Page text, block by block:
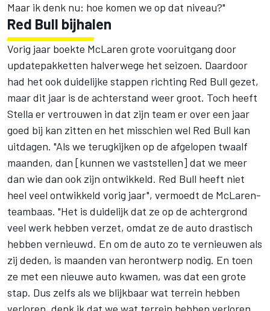
Maar ik denk nu: hoe komen we op dat niveau?"
Red Bull bijhalen
Vorig jaar boekte McLaren grote vooruitgang door
updatepakketten halverwege het seizoen. Daardoor
had het ook duidelijke stappen richting Red Bull gezet,
maar dit jaar is de achterstand weer groot. Toch heeft
Stella er vertrouwen in dat zijn team er over een jaar
goed bij kan zitten en het misschien wel Red Bull kan
uitdagen. "Als we terugkijken op de afgelopen twaalf
maanden, dan [kunnen we vaststellen] dat we meer
dan wie dan ook zijn ontwikkeld. Red Bull heeft niet
heel veel ontwikkeld vorig jaar", vermoedt de McLaren-
teambaas. "Het is duidelijk dat ze op de achtergrond
veel werk hebben verzet, omdat ze de auto drastisch
hebben vernieuwd. En om de auto zo te vernieuwen als
zij deden, is maanden van herontwerp nodig. En toen
ze met een nieuwe auto kwamen, was dat een grote
stap. Dus zelfs als we blijkbaar wat terrein hebben